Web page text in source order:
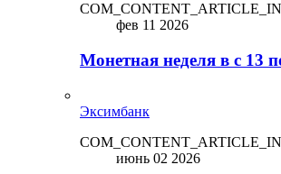
фев 11 2026
Монетная неделя в с 13
Эксимбанк
июнь 02 2026